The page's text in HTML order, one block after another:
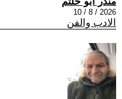
2026 / 8 / 10
الادب والفن